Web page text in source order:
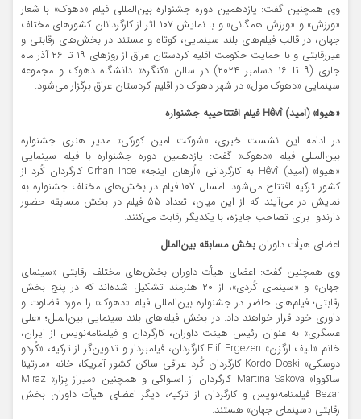
وی همچنین گفت: یازدهمین دوره جشنواره بین‌المللی فیلم «دهوک» با شعار
«ورزش» و «ورزش همگانی» و با نمایش ۱۰۷ اثر از کارگردانان کشورهای مختلف
جهان، در قالب فیلم‌های بلند سینمایی، کوتاه و مستند در بخش‌های رقابتی و
غیررقابتی و با حمایت حکومت اقلیم کردستان عراق از روزهای ۱۹ تا ۲۶ آذر ماه
جاری (۹ تا ۱۶ دسامبر ۲۰۲۴) در سالن «کنگره» دانشگاه دهوک و مجموعه
سینمایی «دهوک مول» در شهر دهوک در اقلیم کردستان عراق برگزار می‌شود.
«هیوا» (امید)Hêvî فیلم افتتاحییه جشنواره
در ادامه این نشست خبری، «شوکت امین کورکی» مدیر هنری جشنواره
بین‌المللی فیلم «دهوک» گفت: یازدهمین دوره جشنواره با فیلم سینمایی
«هیوا» (امید) Hêvî به کارگردانی «اُرهان اینجه» Orhan Ince کارگردان کُرد از
کشور ترکیه افتتاح می‌شود. امسال ۱۰۷ فیلم در بخش‌های مختلف جشنواره به
نمایش در می‌آیند که از این میان، تعداد ۵۵ فیلم در بخش مسابقه حضور
دارندو برای تصاحب جایزه، با یکدیگر رقابت می‌کنند.
اعضای هیأت داوران بخش مسابقه بین‌الملل
وی همچنین گفت: اعضای هیأت داوران بخش‌های مختلف رقابتی «سینمای
جهان» و «سینمای کُردی»، از ۲۰ هنرمند تشکیل شده‌اند که در پنج بخش
رقابتی؛ فیلم‌های حاضر در جشنواره بین‌المللی فیلم «دهوک» را مورد قضاوت و
داوری خود قرار خواهند داد. در بخش فیلم‌های بلند سینمایی بین‌الملل؛ «علی
عسگری» به عنوان رئیس هیئت داوران، کارگردان و فیلمنامه‌نویس از ایران،
خانم «الیف ارگزن» Elif Ergezen کارگردان، فیلمبردار و تدوین‌گر از ترکیه، «کُردو
دوسکی» Kordo Doski کارگردان کُرد عراقی ساکن کشور آمریکا، خانم «مارتینا
ساکووا» Martina Sakova کارگردان از اسلواکی و همچنین «میراز بِزار» Miraz
Bezar فیلمنامه‌نویس و کارگردان از ترکیه، دیگر اعضای هیأت داوران بخش
رقابتی «سینمای جهان» هستند.